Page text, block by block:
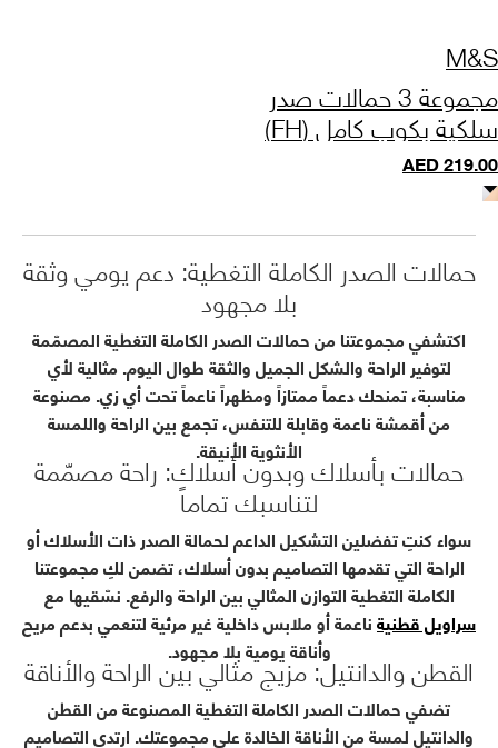
M&S
مجموعة 3 حمالات صدر
سلكية بكوب كامل (FH)
AED219.00
حمالات الصدر الكاملة التغطية: دعم يومي وثقة
بلا مجهود
اكتشفي مجموعتنا من حمالات الصدر الكاملة التغطية المصمّمة
لتوفير الراحة والشكل الجميل والثقة طوال اليوم. مثالية لأي
مناسبة، تمنحك دعماً ممتازاً ومظهراً ناعماً تحت أي زي. مصنوعة
من أقمشة ناعمة وقابلة للتنفس، تجمع بين الراحة واللمسة
الأنثوية الأنيقة.
حمالات بأسلاك وبدون أسلاك: راحة مصمّمة
لتناسبك تماماً
سواء كنتِ تفضلين التشكيل الداعم لحمالة الصدر ذات الأسلاك أو
الراحة التي تقدمها التصاميم بدون أسلاك، تضمن لكِ مجموعتنا
الكاملة التغطية التوازن المثالي بين الراحة والرفع. نسّقيها مع
سراويل قطنيةناعمة أو ملابس داخلية غير مرئية لتنعمي بدعم مريح
وأناقة يومية بلا مجهود.
القطن والدانتيل: مزيج مثالي بين الراحة والأناقة
تضفي حمالات الصدر الكاملة التغطية المصنوعة من القطن
والدانتيل لمسة من الأناقة الخالدة على مجموعتك. ارتدي التصاميم